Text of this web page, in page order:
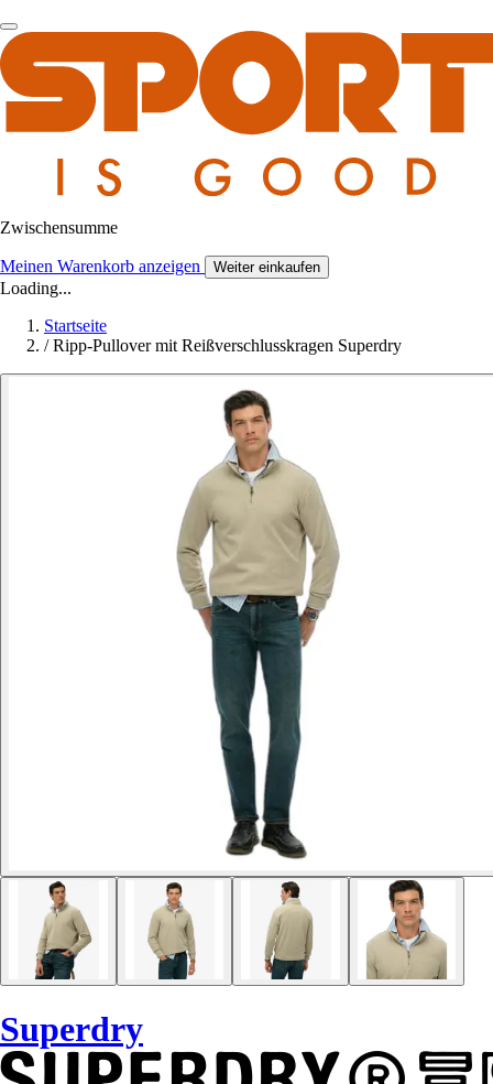
Zwischensumme
Meinen Warenkorb anzeigen Weiter einkaufen
Loading...
Startseite
/ Ripp-Pullover mit Reißverschlusskragen Superdry
Superdry